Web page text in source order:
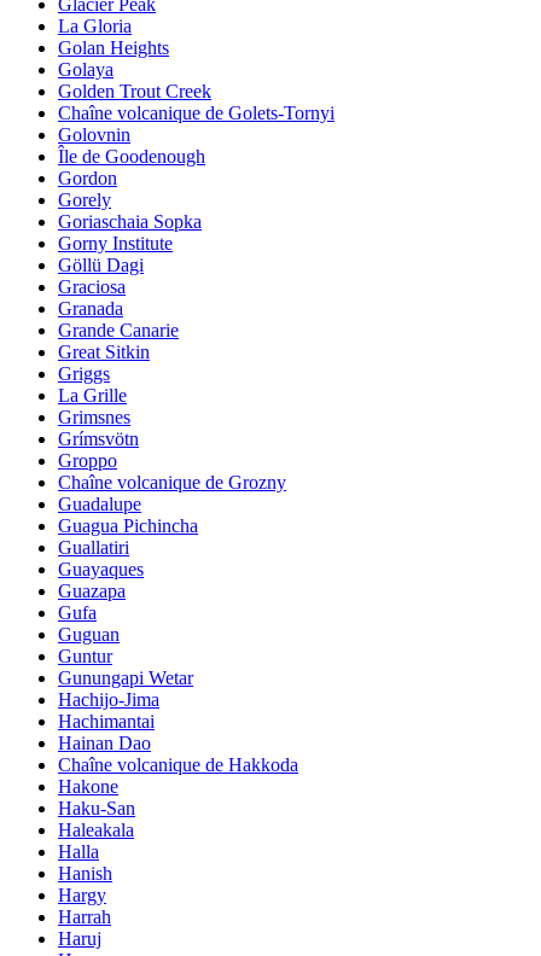
La Gloria
Golan Heights
Golaya
Golden Trout Creek
Chaîne volcanique de Golets-Tornyi
Golovnin
Île de Goodenough
Gordon
Gorely
Goriaschaia Sopka
Gorny Institute
Göllü Dagi
Graciosa
Granada
Grande Canarie
Great Sitkin
Griggs
La Grille
Grimsnes
Grímsvötn
Groppo
Chaîne volcanique de Grozny
Guadalupe
Guagua Pichincha
Guallatiri
Guayaques
Guazapa
Gufa
Guguan
Guntur
Gunungapi Wetar
Hachijo-Jima
Hachimantai
Hainan Dao
Chaîne volcanique de Hakkoda
Hakone
Haku-San
Haleakala
Halla
Hanish
Hargy
Harrah
Haruj